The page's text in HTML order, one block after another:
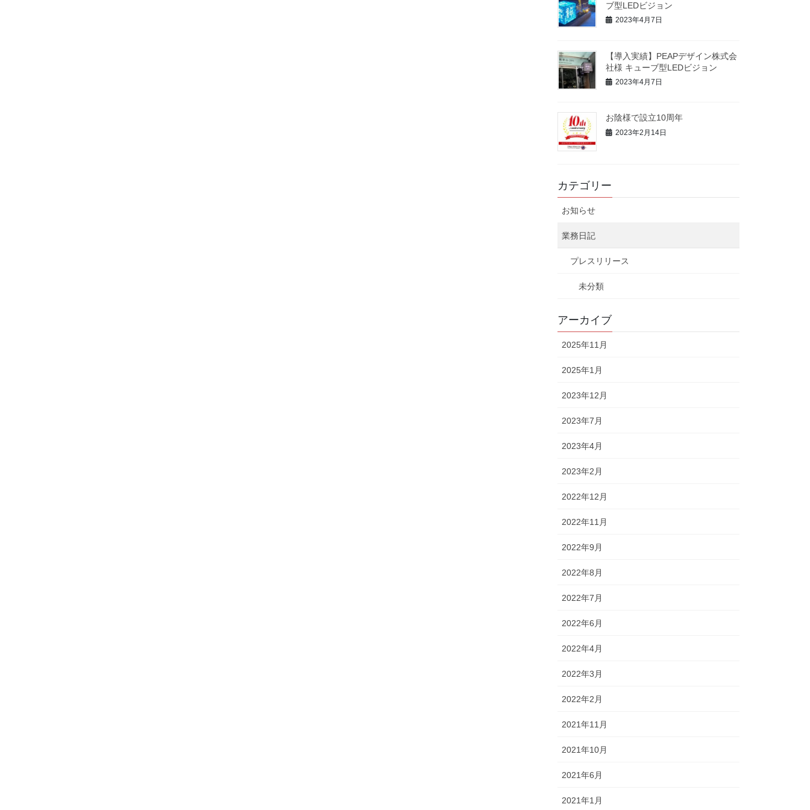
ブ型LEDビジョン
2023年4月7日
【導入実績】PEAPデザイン株式会
社様 キューブ型LEDビジョン
2023年4月7日
お陰様で設立10周年
2023年2月14日
カテゴリー
お知らせ
業務日記
プレスリリース
未分類
アーカイブ
2025年11月
2025年1月
2023年12月
2023年7月
2023年4月
2023年2月
2022年12月
2022年11月
2022年9月
2022年8月
2022年7月
2022年6月
2022年4月
2022年3月
2022年2月
2021年11月
2021年10月
2021年6月
2021年1月